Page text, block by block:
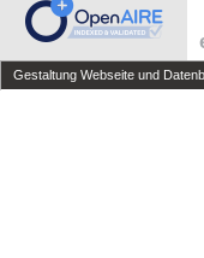
Gestaltung Webseite und